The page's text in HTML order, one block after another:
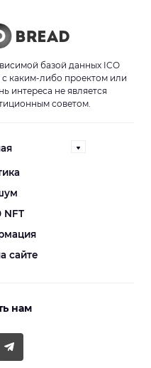
базой данных ICO
с каким-либо проектом или
интереса не является
советом.
NFT
сайте
нам